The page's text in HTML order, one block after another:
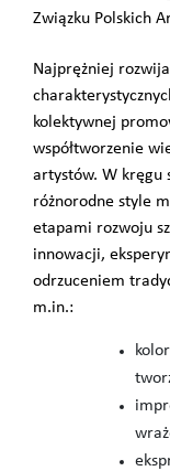
Związku Polskich
Najprężniej
kolektywnej
współtworzenie
artystów. W kręgu
różnorodne style
etapami rozwoju
innowacji,
odrzuceniem
m.in.: